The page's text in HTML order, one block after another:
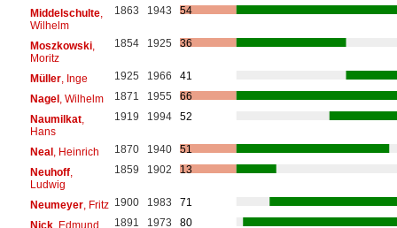
Middelschulte,
Wilhelm
1863 1943 54
Moszkowski,
Moritz
1854 1925 36
Müller, Inge 1925 1966
41
Nagel, Wilhelm 1871 1955
66
Naumilkat,
Hans
1919 1994 52
Neal, Heinrich 1870 1940
51
Neuhoff,
Ludwig
1859 1902 13
Neumeyer, Fritz 1900 1983
71
Nick, Edmund 1891 1973
80